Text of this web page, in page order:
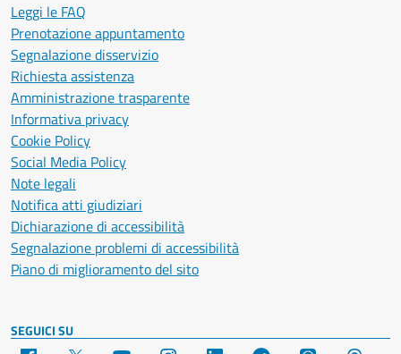
Leggi le FAQ
Prenotazione appuntamento
Segnalazione disservizio
Richiesta assistenza
Amministrazione trasparente
Informativa privacy
Cookie Policy
Social Media Policy
Note legali
Notifica atti giudiziari
Dichiarazione di accessibilità
Segnalazione problemi di accessibilità
Piano di miglioramento del sito
SEGUICI SU